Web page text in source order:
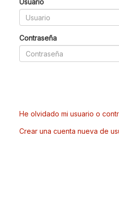
Usuario
Contraseña
He olvidado mi usuario o
Crear una cuenta nueva de